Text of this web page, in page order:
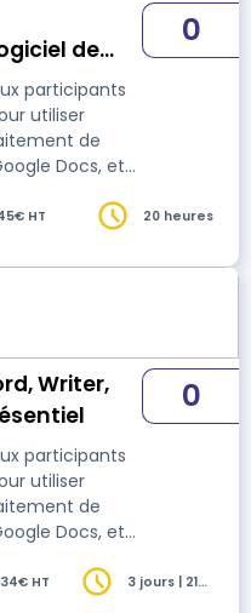
47 04 52 • Par mail :
et le
: 01 89 47 04 52 •
Votre référent
Excellente
de
Google
- 20h
participants
utiliser
de
Docs, et
de traitement
de
0
HT 20 heures
Writer,
participants
utiliser
de
Docs, et
de traitement
0
HT
3 jours | 21